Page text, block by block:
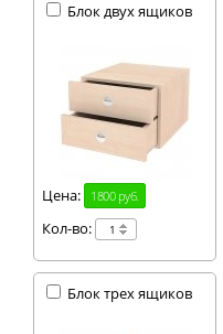
Блок двух ящиков
Цена: 1800 руб.
Кол-во:
Блок трех ящиков